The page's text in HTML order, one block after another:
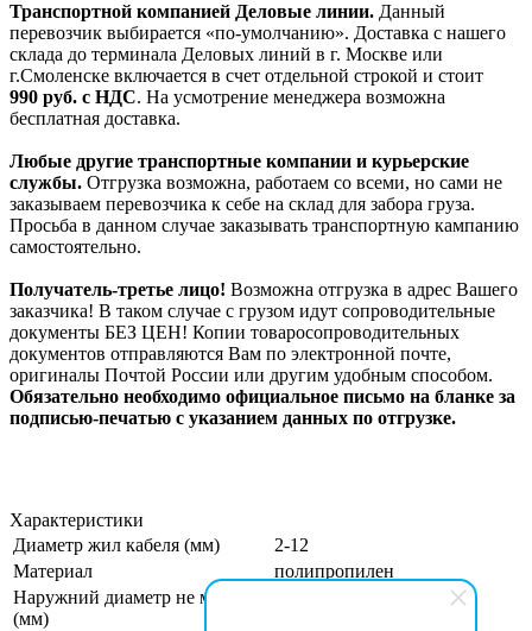
Транспортной компанией Деловые линии. Данный
перевозчик выбирается «по-умолчанию». Доставка с нашего
склада до терминала Деловых линий в г. Москве или
г.Смоленске включается в счет отдельной строкой и стоит
990 руб. с НДС. На усмотрение менеджера возможна
бесплатная доставка.
Любые другие транспортные компании и курьерские
службы. Отгрузка возможна, работаем со всеми, но сами не
заказываем перевозчика к себе на склад для забора груза.
Просьба в данном случае заказывать транспортную кампанию
самостоятельно.
Получатель-третье лицо! Возможна отгрузка в адрес Вашего
заказчика! В таком случае с грузом идут сопроводительные
документы БЕЗ ЦЕН! Копии товаросопроводительных
документов отправляются Вам по электронной почте,
оригиналы Почтой России или другим удобным способом.
Обязательно необходимо официальное письмо на бланке за
подписью-печатью с указанием данных по отгрузке.
Характеристики
Диаметр жил кабеля (мм)
2-12
Материал
полипропилен
Наружний диаметр не менее
(мм)